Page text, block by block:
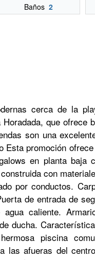
Baños 2
cerca de la
que ofrece
son una
promoción
en planta baja
con
por conductos.
de entrada de
caliente.
ducha.
piscina
las afueras del